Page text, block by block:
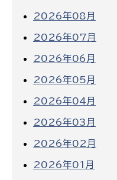
2026年08月
2026年07月
2026年06月
2026年05月
2026年04月
2026年03月
2026年02月
2026年01月